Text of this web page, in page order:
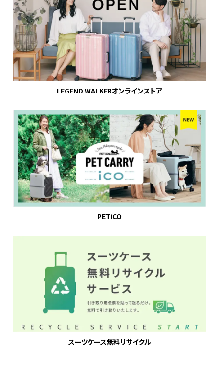
LEGEND WALKERオンラインストア
PETiCO
スーツケース無料リサイクル